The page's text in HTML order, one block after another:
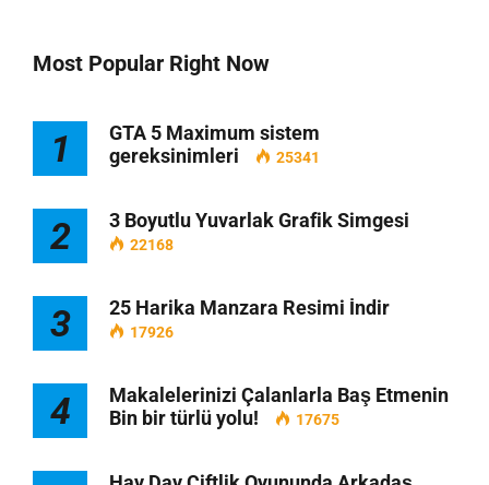
Most Popular Right Now
1
GTA 5 Maximum sistem
gereksinimleri
25341
2 3 Boyutlu Yuvarlak Grafik Simgesi
22168
3 25 Harika Manzara Resimi İndir
17926
4
Makalelerinizi Çalanlarla Baş Etmenin
Bin bir türlü yolu!
17675